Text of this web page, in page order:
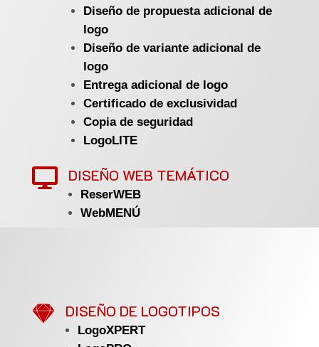
Diseño de propuesta adicional de
logo
Diseño de variante adicional de
logo
Entrega adicional de logo
Certificado de exclusividad
Copia de seguridad
LogoLITE
 DISEÑO WEB TEMÁTICO
ReserWEB
WebMENÚ
 DISEÑO DE LOGOTIPOS
LogoXPERT